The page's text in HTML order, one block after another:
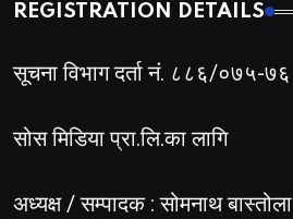
REGISTRATION DETAILS
सूचना विभाग दर्ता नं. ८८६/०७५-७६
सोस मिडिया प्रा.लि.का लागि
अध्यक्ष / सम्पादक : सोमनाथ बास्तोला